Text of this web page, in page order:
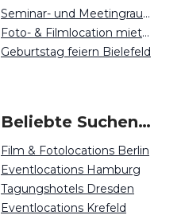
Seminar- und Meetingraum mieten Bielefeld
Foto- & Filmlocation mieten Bielefeld
Geburtstag feiern Bielefeld
Beliebte Suchen auf Event Inc
Film & Fotolocations Berlin
Eventlocations Hamburg
Tagungshotels Dresden
Eventlocations Krefeld